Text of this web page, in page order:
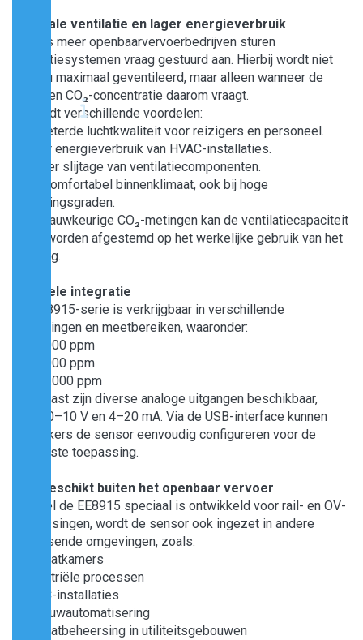
Optimale ventilatie en lager energieverbruik
Steeds meer openbaarvervoerbedrijven sturen
ventilatiesystemen vraag gestuurd aan. Hierbij wordt niet
continu maximaal geventileerd, maar alleen wanneer de
gemeten CO₂-concentratie daarom vraagt.
Dit biedt verschillende voordelen:
• Verbeterde luchtkwaliteit voor reizigers en personeel.
• Lager energieverbruik van HVAC-installaties.
• Minder slijtage van ventilatiecomponenten.
• Een comfortabel binnenklimaat, ook bij hoge
bezettingsgraden.
Door nauwkeurige CO₂-metingen kan de ventilatiecapaciteit
exact worden afgestemd op het werkelijke gebruik van het
voertuig.
Flexibele integratie
De EE8915-serie is verkrijgbaar in verschillende
uitvoeringen en meetbereiken, waaronder:
• 0–2.000 ppm
• 0–5.000 ppm
• 0–10.000 ppm
Daarnaast zijn diverse analoge uitgangen beschikbaar,
zoals 0–10 V en 4–20 mA. Via de USB-interface kunnen
gebruikers de sensor eenvoudig configureren voor de
gewenste toepassing.
Ook geschikt buiten het openbaar vervoer
Hoewel de EE8915 speciaal is ontwikkeld voor rail- en OV-
toepassingen, wordt de sensor ook ingezet in andere
veeleisende omgevingen, zoals:
• Klimaatkamers
• Industriële processen
• HVAC-installaties
• Gebouwautomatisering
• Klimaatbeheersing in utiliteitsgebouwen